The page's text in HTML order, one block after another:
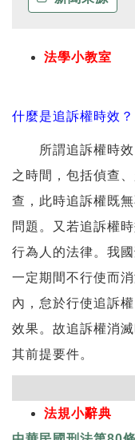
法學小教室
什麼是追訴權時效？
所謂追訴權時效
之時間，包括偵查
查，此時追訴權既
問題。又若追訴權
行為人的法律。我
一定期間不行使而
內，怠於行使追訴
效果。故追訴權消
其前提要件。
法規小辭典